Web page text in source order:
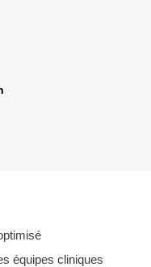
équipes cliniques